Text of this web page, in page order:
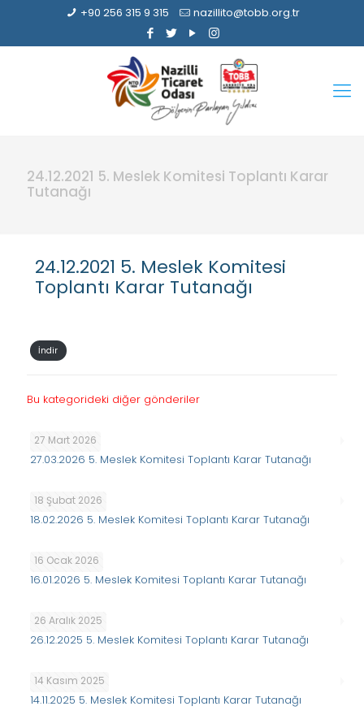
+90 256 315 9 315 nazillito@tobb.org.tr
24.12.2021 5. Meslek Komitesi Toplantı Karar
Tutanağı
24.12.2021 5. Meslek Komitesi
Toplantı Karar Tutanağı
İndir
Bu kategorideki diğer gönderiler
27 Mart 2026
27.03.2026 5. Meslek Komitesi Toplantı Karar Tutanağı
18 Şubat 2026
18.02.2026 5. Meslek Komitesi Toplantı Karar Tutanağı
16 Ocak 2026
16.01.2026 5. Meslek Komitesi Toplantı Karar Tutanağı
26 Aralık 2025
26.12.2025 5. Meslek Komitesi Toplantı Karar Tutanağı
14 Kasım 2025
14.11.2025 5. Meslek Komitesi Toplantı Karar Tutanağı